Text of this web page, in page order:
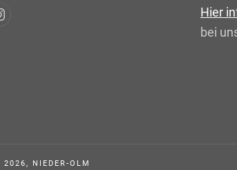
Hier
bei
2026 , NIEDER-OLM